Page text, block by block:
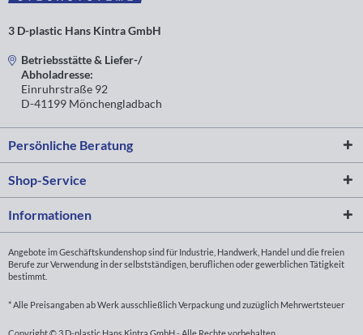
3 D-plastic Hans Kintra GmbH
Betriebsstätte & Liefer-/
Abholadresse:
Einruhrstraße 92
D-41199 Mönchengladbach
Persönliche Beratung
Shop-Service
Informationen
Angebote im Geschäftskundenshop sind für Industrie, Handwerk, Handel und die freien
Berufe zur Verwendung in der selbstständigen, beruflichen oder gewerblichen Tätigkeit
bestimmt.
* Alle Preisangaben ab Werk ausschließlich Verpackung und zuzüglich Mehrwertsteuer